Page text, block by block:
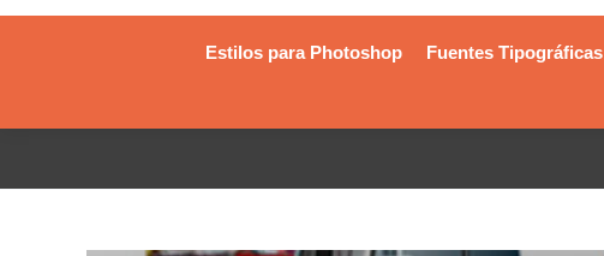
Estilos para Photoshop Fuentes Tipográficas